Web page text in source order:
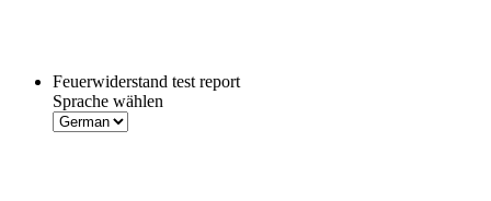
Feuerwiderstand test report
Sprache wählen